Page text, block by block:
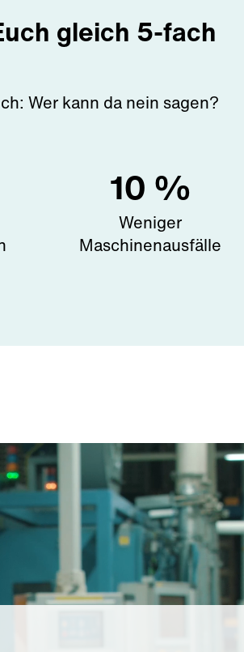
gleich 5-fach
Wer kann da nein sagen?
10 %
Weniger
Maschinenausfälle